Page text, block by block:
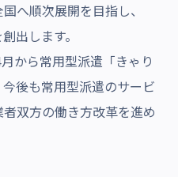
へ順次展開を目指し、
出します。
から常用型派遣「きゃり
後も常用型派遣のサービ
双方の働き方改革を進め